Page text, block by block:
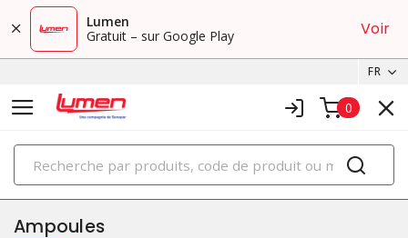
Lumen
Gratuit – sur Google Play
Voir
FR
0
PRODUITS
éclairage
Ampoules